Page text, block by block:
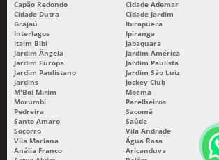
SERVIÇO DE GRAVAÇÃO A LASER
BRINDE IMPRESSÃO DIGITAL
BRINDES IMPRESSÃO UV
EMPRESA DE PERSONALIZAÇÃO DE BRINDES
EMPRESA DE SILK SCREEN
EMPRESAS DE PERSONALIZAÇÃO DE BRINDES EM SP
EMPRESAS DE SILK SCREEN EM SP
Capão Redondo
Cidade Ademar
Cidade Dutra
Cidade Jardim
Grajaú
Ibirapuera
Interlagos
Ipiranga
Itaim Bibi
Jabaquara
Jardim Ângela
Jardim América
Jardim Europa
Jardim Paulista
Jardim Paulistano
Jardim São Luiz
Jardins
Jockey Club
M'Boi Mirim
Moema
Morumbi
Parelheiros
Pedreira
Sacomã
Santo Amaro
Saúde
Socorro
Vila Andrade
Vila Mariana
Água Rasa
Anália Franco
Aricanduva